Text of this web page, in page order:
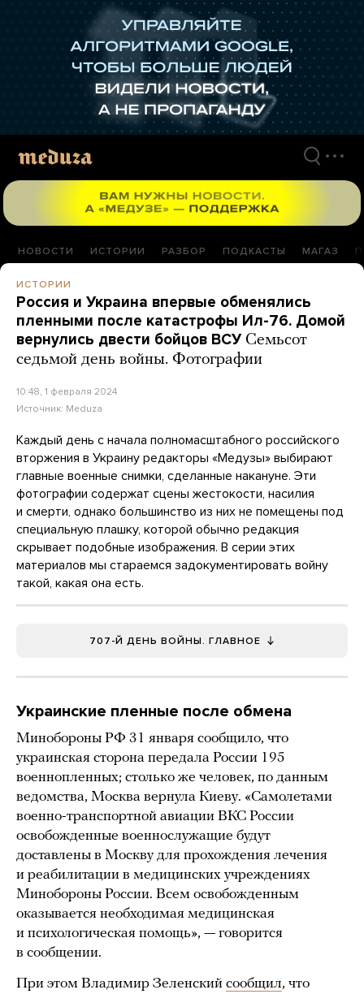
НОВОСТИ ИСТОРИИ РАЗБОР ПОДКАСТЫ МАГАЗ
ИСТОРИИ
Россия и Украина впервые обменялись
пленными после катастрофы Ил-76. Домой
вернулись двести бойцов ВСУ Семьсот
седьмой день войны. Фотографии
10:48, 1 февраля 2024
Источник: Meduza
Каждый день с начала полномасштабного российского
вторжения в Украину редакторы «Медузы» выбирают
главные военные снимки, сделанные накануне. Эти
фотографии содержат сцены жестокости, насилия
и смерти, однако большинство из них не помещены под
специальную плашку, которой обычно редакция
скрывает подобные изображения. В серии этих
материалов мы стараемся задокументировать войну
такой, какая она есть.
707-Й ДЕНЬ ВОЙНЫ. ГЛАВНОЕ
Украинские пленные после обмена
Минобороны РФ 31 января сообщило, что
украинская сторона передала России 195
военнопленных; столько же человек, по данным
ведомства, Москва вернула Киеву. «Самолетами
военно-транспортной авиации ВКС России
освобожденные военнослужащие будут
доставлены в Москву для прохождения лечения
и реабилитации в медицинских учреждениях
Минобороны России. Всем освобожденным
оказывается необходимая медицинская
и психологическая помощь», — говорится
в сообщении.
При этом Владимир Зеленский сообщил, что